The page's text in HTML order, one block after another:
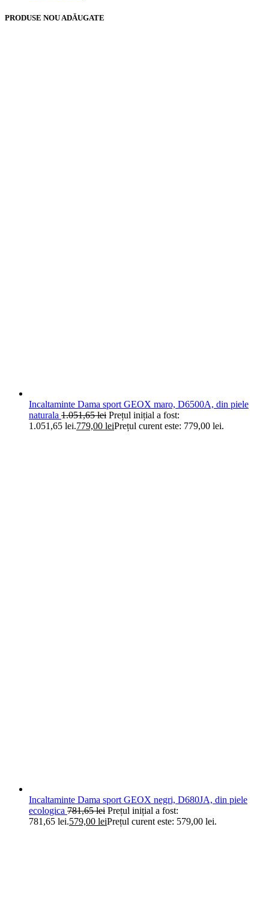
PRODUSE NOU ADĂUGATE
Incaltaminte Dama sport GEOX maro, D6500A, din piele
naturala 1.051,65lei Prețul inițial a fost:
1.051,65 lei.779,00 leiPrețul curent este: 779,00 lei.
Incaltaminte Dama sport GEOX negri, D680JA, din piele
ecologica 781,65lei Prețul inițial a fost:
781,65 lei.579,00 leiPrețul curent este: 579,00 lei.